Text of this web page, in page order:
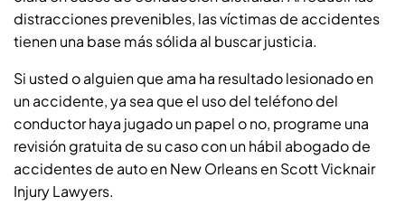
distracciones prevenibles, las víctimas de accidentes
tienen una base más sólida al buscar justicia.
Si usted o alguien que ama ha resultado lesionado en
un accidente, ya sea que el uso del teléfono del
conductor haya jugado un papel o no, programe una
revisión gratuita de su caso con un hábil abogado de
accidentes de auto en New Orleans en Scott Vicknair
Injury Lawyers.